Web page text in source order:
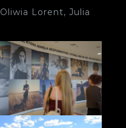
Oliwia Lorent, Julia